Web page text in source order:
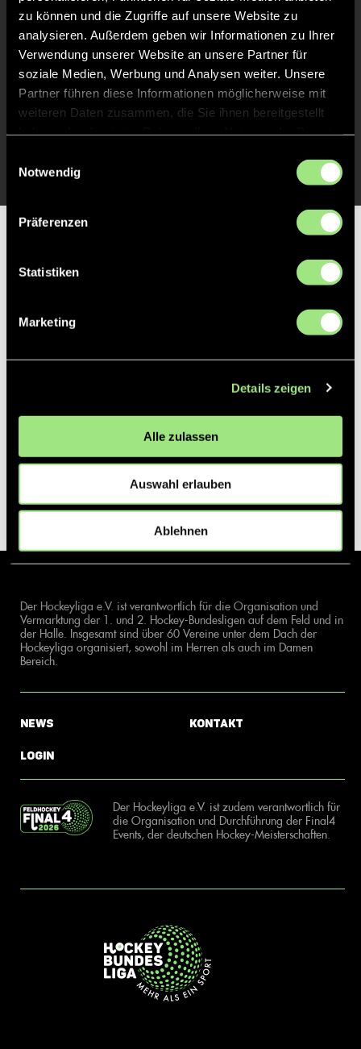
zu können und die Zugriffe auf unsere Website zu
analysieren. Außerdem geben wir Informationen zu Ihrer
Verwendung unserer Website an unsere Partner für
soziale Medien, Werbung und Analysen weiter. Unsere
Partner führen diese Informationen möglicherweise mit
weiteren Daten zusammen, die Sie ihnen bereitgestellt
Notwendig
Präferenzen
Statistiken
Marketing
Details zeigen
Alle zulassen
Auswahl erlauben
Ablehnen
24'
Abpfiff
Spiel beendet
14' TOR 1:1, FELDTOR
Der Hockeyliga e.V. ist verantwortlich für die Organisation und
Vermarktung der 1. und 2. Hockey-Bundesligen auf dem Feld und in
der Halle. Insgesamt sind über 60 Vereine unter dem Dach der
Hockeyliga organisiert, sowohl im Herren als auch im Damen
Bereich.
News
Login
Kontakt
Der Hockeyliga e.V. ist zudem verantwortlich für
die Organisation und Durchführung der Final4
Events, der deutschen Hockey-Meisterschaften.